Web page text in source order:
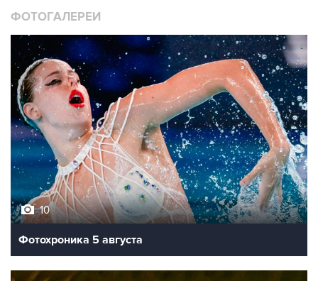
ФОТОГАЛЕРЕИ
10
Фотохроника 5 августа